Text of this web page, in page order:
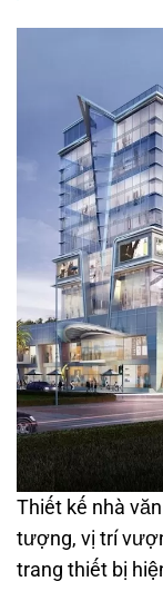
Thiết kế nhà
tượng, vị trí
trang thiết bị